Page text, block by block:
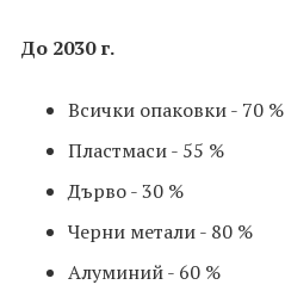
До 2030 г.
Всички опаковки - 70 %
Пластмаси - 55 %
Дърво - 30 %
Черни метали - 80 %
Алуминий - 60 %